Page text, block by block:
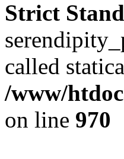
Strict
called
/www/
on line 970